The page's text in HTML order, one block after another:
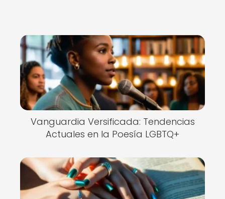
Vanguardia Versificada: Tendencias
Actuales en la Poesía LGBTQ+